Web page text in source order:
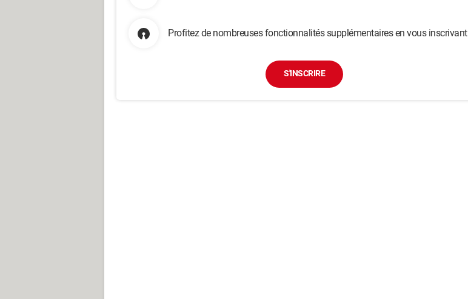
Profitez de nombreuses fonctionnalités supplémentaires en vous inscrivant
S'INSCRIRE